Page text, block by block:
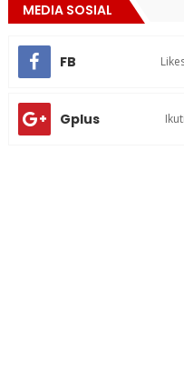
MEDIA SOSIAL
FB
Gplus Ikuti